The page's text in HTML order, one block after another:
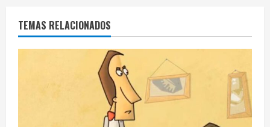
TEMAS RELACIONADOS